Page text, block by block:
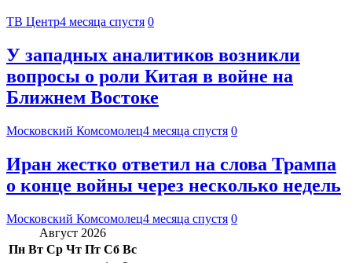
ТВ Центр4 месяца спустя 0
У западных аналитиков возникли
вопросы о роли Китая в войне на
Ближнем Востоке
Московский Комсомолец4 месяца спустя 0
Иран жестко ответил на слова Трампа
о конце войны через несколько недель
Московский Комсомолец4 месяца спустя 0
Август 2026
Пн Вт Ср Чт Пт Сб Вс